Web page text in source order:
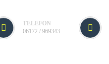
TELEFON
06172 / 969343